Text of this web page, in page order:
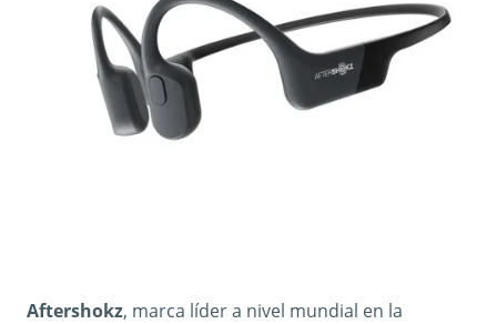
Aftershokz, marca líder a nivel mundial en la